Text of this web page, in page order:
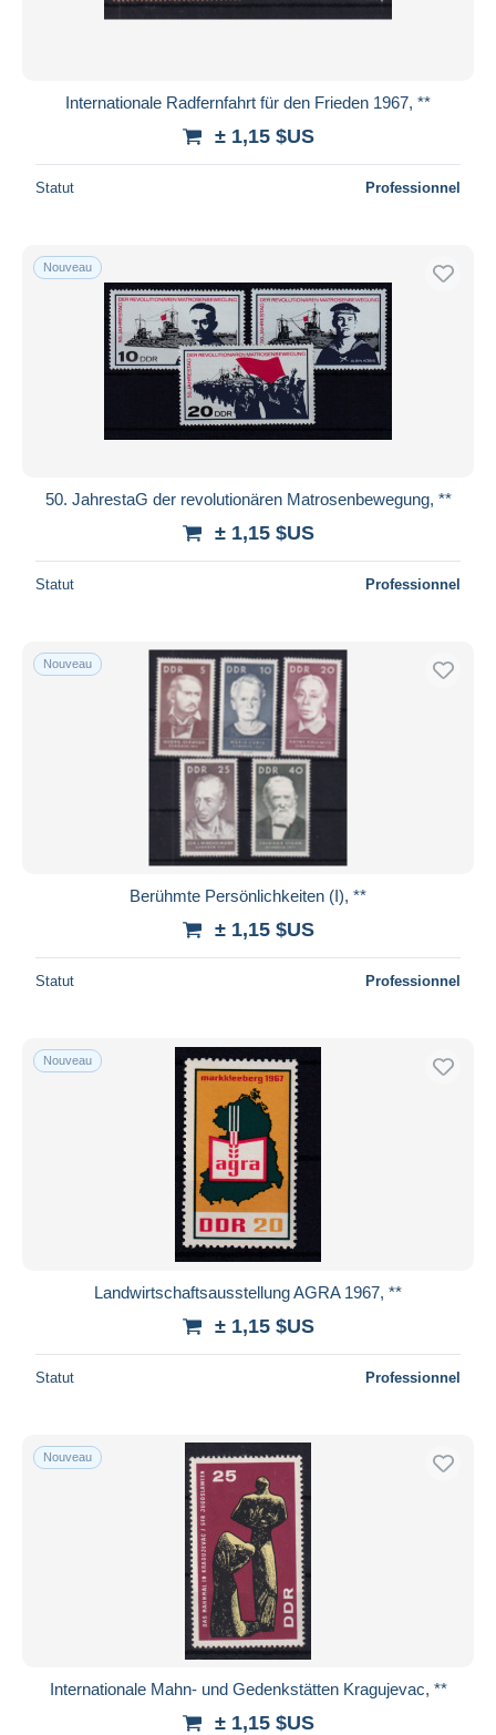
Internationale Radfernfahrt für den Frieden 1967, **
± 1,15 $US
Statut Professionnel
Nouveau
50. JahrestaG der revolutionären Matrosenbewegung, **
± 1,15 $US
Statut Professionnel
Nouveau
Berühmte Persönlichkeiten (I), **
± 1,15 $US
Statut Professionnel
Nouveau
Landwirtschaftsausstellung AGRA 1967, **
± 1,15 $US
Statut Professionnel
Nouveau
Internationale Mahn- und Gedenkstätten Kragujevac, **
± 1,15 $US